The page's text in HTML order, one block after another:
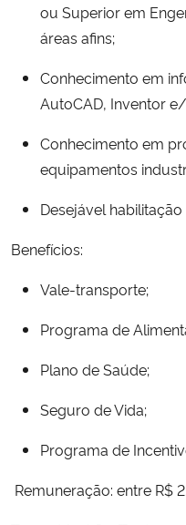
Secretaria de Governo
Gabinete de Segurança
Banco Central do Brasil
ou Superior em
áreas afins;
Conhecimento em
AutoCAD, Inventor
Conhecimento em
equipamentos
Desejável
Benefícios:
Vale-transporte;
Programa de
Plano de Saúde;
Seguro de Vida;
Programa de
Remuneração: entre R$